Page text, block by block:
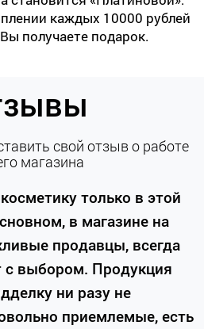
каждых 10000 рублей
получаете подарок.
свой отзыв о работе
магазина
только в этой
в магазине на
продавцы, всегда
с выбором. Продукция
ни разу не
приемлемые, есть